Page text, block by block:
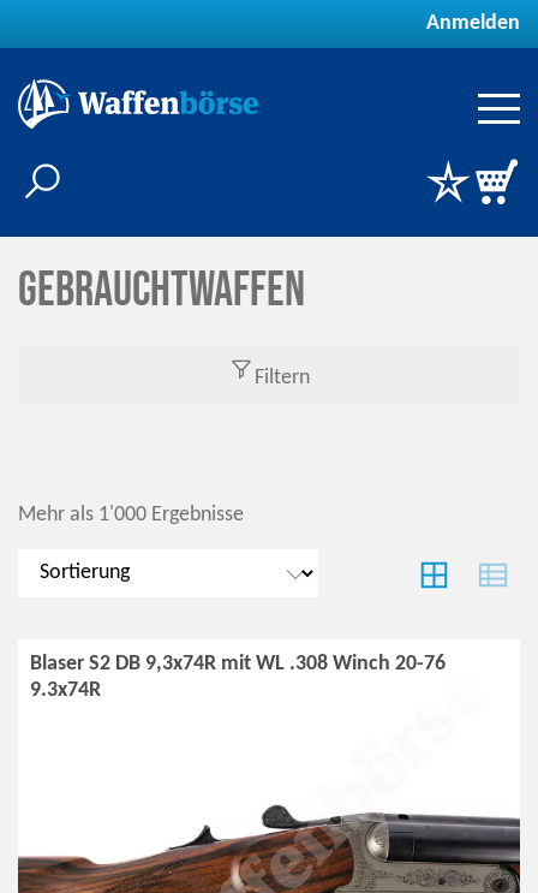
Anmelden
Gebrauchtwaffen
Filtern
Mehr als 1'000 Ergebnisse
Blaser S2 DB 9,3x74R mit WL .308 Winch 20-76
9.3x74R